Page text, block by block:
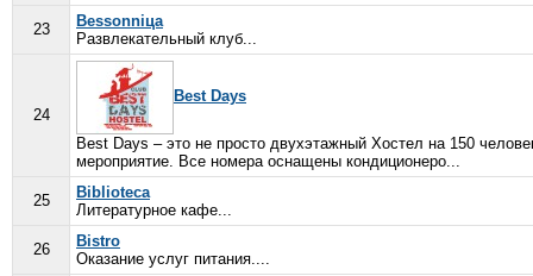
23
Bessonniца
Развлекательный клуб...
24
Best Days
Best Days – это не просто двухэтажный Хостел на 150
мероприятие. Все номера оснащены кондиционеро...
25
Biblioteca
Литературное кафе...
26
Bistro
Оказание услуг питания....